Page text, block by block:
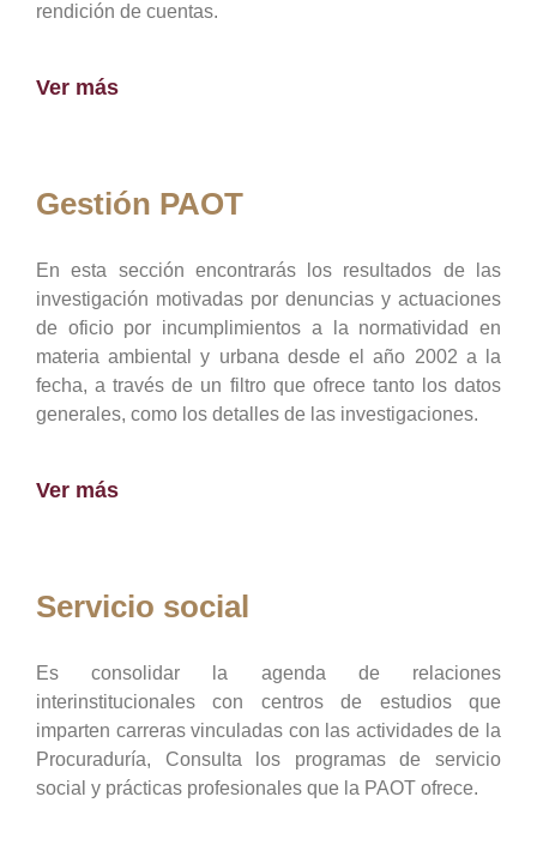
rendición de cuentas.
Ver más
Gestión PAOT
En esta sección encontrarás los resultados de las
investigación motivadas por denuncias y actuaciones
de oficio por incumplimientos a la normatividad en
materia ambiental y urbana desde el año 2002 a la
fecha, a través de un filtro que ofrece tanto los datos
generales, como los detalles de las investigaciones.
Ver más
Servicio social
Es consolidar la agenda de relaciones
interinstitucionales con centros de estudios que
imparten carreras vinculadas con las actividades de la
Procuraduría, Consulta los programas de servicio
social y prácticas profesionales que la PAOT ofrece.